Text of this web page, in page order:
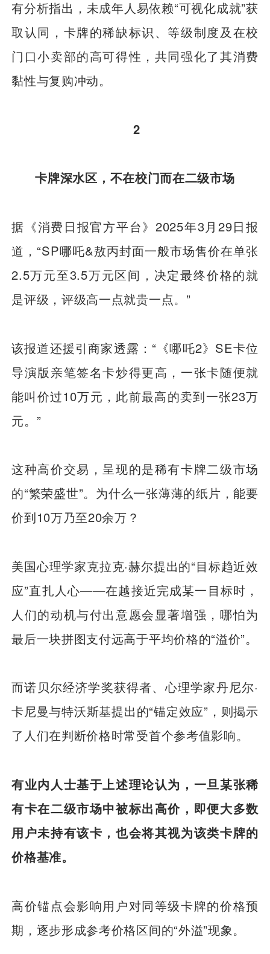
有分析指出，未成年人易依赖“可视化成就”获
取认同，卡牌的稀缺标识、等级制度及在校
门口小卖部的高可得性，共同强化了其消费
黏性与复购冲动。
2
卡牌深水区，不在校门而在二级市场
据《消费日报官方平台》2025年3月29日报
道，“SP哪吒&敖丙封面一般市场售价在单张
2.5万元至3.5万元区间，决定最终价格的就
是评级，评级高一点就贵一点。”
该报道还援引商家透露：“《哪吒2》SE卡位
导演版亲笔签名卡炒得更高，一张卡随便就
能叫价过10万元，此前最高的卖到一张23万
元。”
这种高价交易，呈现的是稀有卡牌二级市场
的“繁荣盛世”。为什么一张薄薄的纸片，能要
价到10万乃至20余万？
美国心理学家克拉克·赫尔提出的“目标趋近效
应”直扎人心——在越接近完成某一目标时，
人们的动机与付出意愿会显著增强，哪怕为
最后一块拼图支付远高于平均价格的“溢价”。
而诺贝尔经济学奖获得者、心理学家丹尼尔·
卡尼曼与特沃斯基提出的“锚定效应”，则揭示
了人们在判断价格时常受首个参考值影响。
有业内人士基于上述理论认为，一旦某张稀
有卡在二级市场中被标出高价，即便大多数
用户未持有该卡，也会将其视为该类卡牌的
价格基准。
高价锚点会影响用户对同等级卡牌的价格预
期，逐步形成参考价格区间的“外溢”现象。